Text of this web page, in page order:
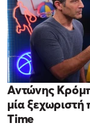
Αντώνης
μία
Time